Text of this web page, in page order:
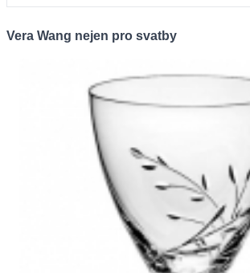
Vera Wang nejen pro svatby